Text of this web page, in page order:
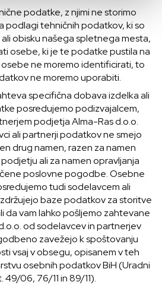
podatke, z njimi ne storimo
podlagi tehničnih podatkov, ki so
obisku našega spletnega mesta,
osebe, ki je te podatke pustila na
ne moremo identificirati, to
ne moremo uporabiti.
specifična dobava izdelka ali
posredujemo podizvajalcem,
podjetja Alma-Ras d.o.o.
ali partnerji podatkov ne smejo
drug namen, razen za namen
ali za namen opravljanja
poslovne pogodbe. Osebne
tudi sodelavcem ali
baze podatkov za storitve
vam lahko pošljemo zahtevane
od sodelavcev in partnerjev
zavežejo k spoštovanju
vsaj v obsegu, opisanem v teh
osebnih podatkov BiH (Uradni
49/06, 76/11 in 89/11).